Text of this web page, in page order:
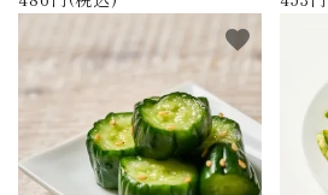
favorite